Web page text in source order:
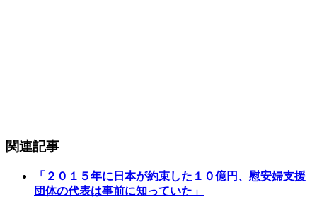
関連記事
「２０１５年に日本が約束した１０億円、慰安婦支援
団体の代表は事前に知っていた」